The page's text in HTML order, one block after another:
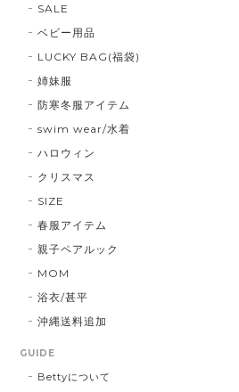
SALE
ベビー用品
LUCKY BAG(福袋)
姉妹服
防寒冬服アイテム
swim wear/水着
ハロウィン
クリスマス
SIZE
春服アイテム
親子ペアルック
MOM
浴衣/甚平
沖縄送料追加
GUIDE
Bettyについて